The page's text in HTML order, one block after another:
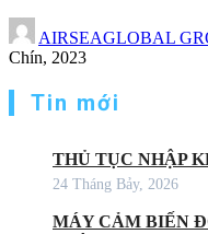
AIRSEAGLOBAL
Chín, 2023
Tin mới
THỦ TỤC NHẬP
24 Tháng Bảy, 2026
MÁY CẢM BIẾN